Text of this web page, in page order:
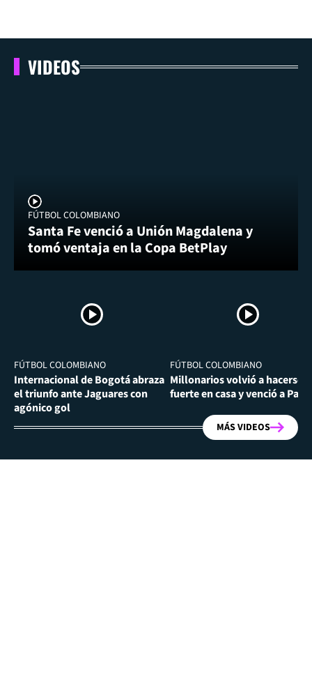
VIDEOS
FÚTBOL COLOMBIANO
Santa Fe venció a Unión Magdalena y
tomó ventaja en la Copa BetPlay
FÚTBOL COLOMBIANO
Internacional de Bogotá abraza
el triunfo ante Jaguares con
agónico gol
FÚTBOL COLOMBIANO
Millonarios volvió a hacerse
fuerte en casa y venció a
MÁS VIDEOS